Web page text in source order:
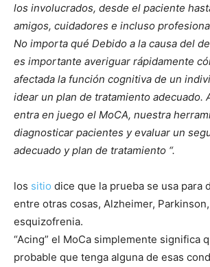
los involucrados, desde el paciente
amigos, cuidadores e incluso
No importa qué Debido a la causa del
es importante averiguar rápidamente
afectada la función cognitiva de un
idear un plan de tratamiento adecuado.
entra en juego el MoCA, nuestra
diagnosticar pacientes y evaluar un
adecuado y plan de tratamiento “.
los sitio dice que la prueba se usa para
entre otras cosas, Alzheimer,
esquizofrenia.
“Acing” el MoCa simplemente significa
probable que tenga alguna de esas